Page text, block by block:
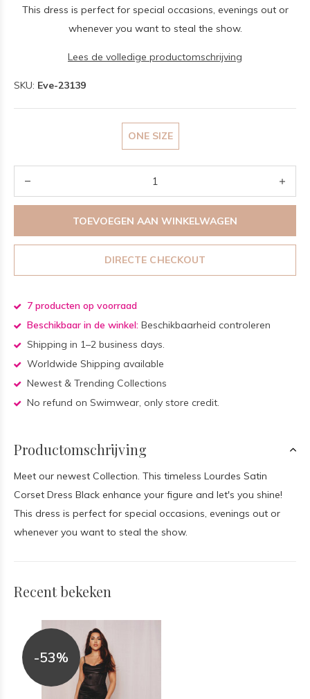
This dress is perfect for special occasions, evenings out or
whenever you want to steal the show.
Lees de volledige productomschrijving
SKU: Eve-23139
ONE SIZE
TOEVOEGEN AAN WINKELWAGEN
DIRECTE CHECKOUT
7 producten op voorraad
Beschikbaar in de winkel: Beschikbaarheid controleren
Shipping in 1–2 business days.
Worldwide Shipping available
Newest & Trending Collections
No refund on Swimwear, only store credit.
Productomschrijving
Meet our newest Collection. This timeless Lourdes Satin
Corset Dress Black enhance your figure and let's you shine!
This dress is perfect for special occasions, evenings out or
whenever you want to steal the show.
Recent bekeken
-53%